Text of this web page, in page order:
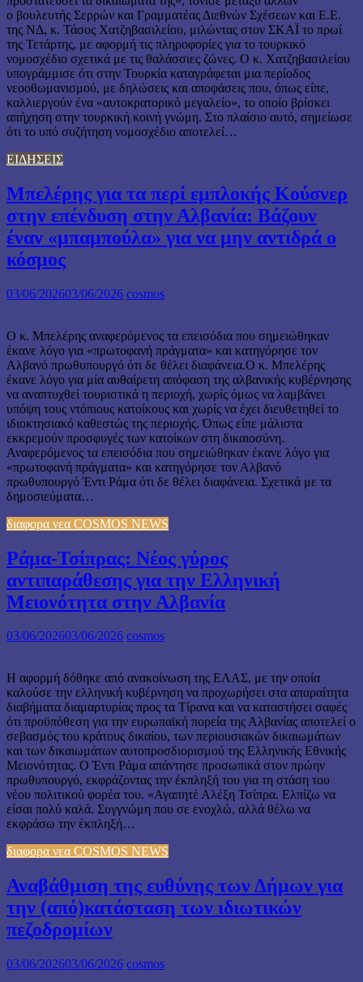
ο βουλευτής Σερρών και Γραμματέας Διεθνών Σχέσεων και Ε.Ε.
της ΝΔ, κ. Τάσος Χατζηβασιλείου, μιλώντας στον ΣΚΑΪ το πρωί
της Τετάρτης, με αφορμή τις πληροφορίες για το τουρκικό
νομοσχέδιο σχετικά με τις θαλάσσιες ζώνες. Ο κ. Χατζηβασιλείου
υπογράμμισε ότι στην Τουρκία καταγράφεται μια περίοδος
νεοοθωμανισμού, με δηλώσεις και αποφάσεις που, όπως είπε,
καλλιεργούν ένα «αυτοκρατορικό μεγαλείο», το οποίο βρίσκει
απήχηση στην τουρκική κοινή γνώμη. Στο πλαίσιο αυτό, σημείωσε
ότι το υπό συζήτηση νομοσχέδιο αποτελεί…
ΕΙΔΗΣΕΙΣ
Μπελέρης για τα περί εμπλοκής Κούσνερ
στην επένδυση στην Αλβανία: Bάζουν
έναν «μπαμπούλα» για να μην αντιδρά ο
κόσμος
03/06/202603/06/2026 cosmos
Ο κ. Μπελέρης αναφερόμενος τα επεισόδια που σημειώθηκαν
έκανε λόγο για «πρωτοφανή πράγματα» και κατηγόρησε τον
Αλβανό πρωθυπουργό ότι δε θέλει διαφάνεια.Ο κ. Μπελέρης
έκανε λόγο για μία αυθαίρετη απόφαση της αλβανικής κυβέρνησης
να αναπτυχθεί τουριστικά η περιοχή, χωρίς όμως να λαμβάνει
υπόψη τους ντόπιους κατοίκους και χωρίς να έχει διευθετηθεί το
ιδιοκτησιακό καθεστώς της περιοχής. Όπως είπε μάλιστα
εκκρεμούν προσφυγές των κατοίκων στη δικαιοσύνη.
Αναφερόμενος τα επεισόδια που σημειώθηκαν έκανε λόγο για
«πρωτοφανή πράγματα» και κατηγόρησε τον Αλβανό
πρωθυπουργό Έντι Ράμα ότι δε θέλει διαφάνεια. Σχετικά με τα
δημοσιεύματα…
διαφορα νεα COSMOS NEWS
Ράμα-Τσίπρας: Νέος γύρος
αντιπαράθεσης για την Ελληνική
Μειονότητα στην Αλβανία
03/06/202603/06/2026 cosmos
Η αφορμή δόθηκε από ανακοίνωση της ΕΛΑΣ, με την οποία
καλούσε την ελληνική κυβέρνηση να προχωρήσει στα απαραίτητα
διαβήματα διαμαρτυρίας προς τα Τίρανα και να καταστήσει σαφές
ότι προϋπόθεση για την ευρωπαϊκή πορεία της Αλβανίας αποτελεί ο
σεβασμός του κράτους δικαίου, των περιουσιακών δικαιωμάτων
και των δικαιωμάτων αυτοπροσδιορισμού της Ελληνικής Εθνικής
Μειονότητας. Ο Έντι Ράμα απάντησε προσωπικά στον πρώην
πρωθυπουργό, εκφράζοντας την έκπληξή του για τη στάση του
νέου πολιτικού φορέα του. «Αγαπητέ Αλέξη Τσίπρα. Ελπίζω να
είσαι πολύ καλά. Συγγνώμη που σε ενοχλώ, αλλά θέλω να
εκφράσω την έκπληξή…
διαφορα νεα COSMOS NEWS
Αναβάθμιση της ευθύνης των Δήμων για
την (από)κατάσταση των ιδιωτικών
πεζοδρομίων
03/06/202603/06/2026 cosmos